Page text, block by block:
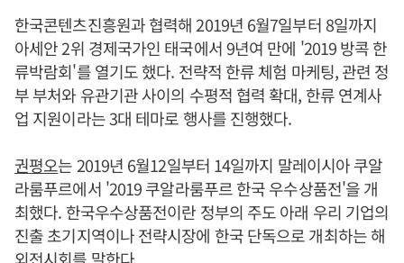
한국콘텐츠진흥원과 협력해 2019년 6월7일부터 8일까지
아세안 2위 경제국가인 태국에서 9년여 만에 '2019 방콕 한
류박람회'를 열기도 했다. 전략적 한류 체험 마케팅, 관련 정
부 부처와 유관기관 사이의 수평적 협력 확대, 한류 연계사
업 지원이라는 3대 테마로 행사를 진행했다.
권평오는 2019년 6월12일부터 14일까지 말레이시아 쿠알
라룸푸르에서 '2019 쿠알라룸푸르 한국 우수상품전'을 개
최했다. 한국우수상품전이란 정부의 주도 아래 우리 기업의
진출 초기지역이나 전략시장에 한국 단독으로 개최하는 해